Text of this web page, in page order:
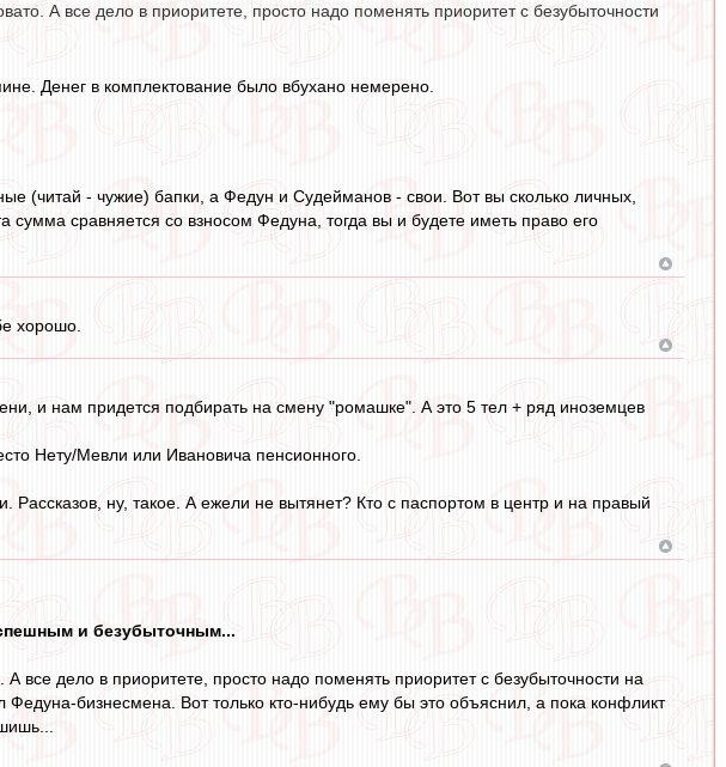
А все дело в приоритете, просто надо поменять приоритет с безубыточности
Денег в комплектование было вбухано немерено.
(читай - чужие) бапки, а Федун и Судейманов - свои. Вот вы сколько личных,
сумма сравняется со взносом Федуна, тогда вы и будете иметь право его
хорошо.
и нам придется подбирать на смену "ромашке". А это 5 тел + ряд иноземцев
Нету/Мевли или Ивановича пенсионного.
Рассказов, ну, такое. А ежели не вытянет? Кто с паспортом в центр и на правый
и безубыточным...
все дело в приоритете, просто надо поменять приоритет с безубыточности на
бизнесмена. Вот только кто-нибудь ему бы это объяснил, а пока конфликт